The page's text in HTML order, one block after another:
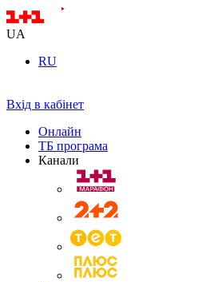
UA
RU
Вхід в кабінет
Онлайн
ТБ програма
Канали